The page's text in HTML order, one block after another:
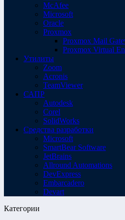
McAfee
Microsoft
Oracle
Proxmox
Proxmox Mail
Proxmox Virtual
Утилиты
Zoom
Acronis
TeamViewer
САПР
Autodesk
Corel
SolidWorks
Средства разработки
Microsoft
SmartBear Software
JetBrains
Allround Automations
DevExpress
Embarcadero
Devart
Категории